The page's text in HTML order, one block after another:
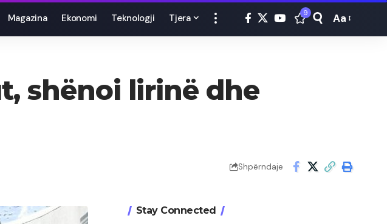
Magazina Ekonomi Teknologji Tjera 9
Font
Aa
shënoi lirinë dhe
Shpërndaje
Stay Connected